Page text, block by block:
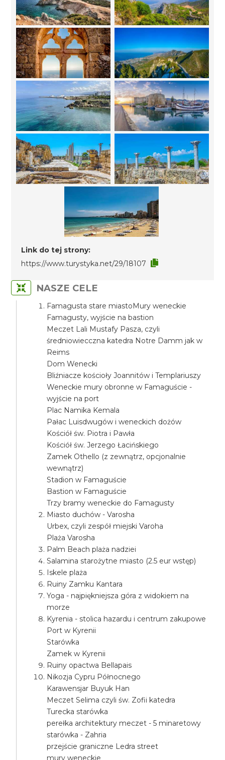
Link do tej strony:
https://www.turystyka.net/29/18107
NASZE CELE
Famagusta stare miastoMury weneckie
Famagusty, wyjście na bastion
Meczet Lali Mustafy Pasza, czyli
średniowiecczna katedra Notre Damm jak w
Reims
Dom Wenecki
Bliźniacze kościoły Joannitów i Templariuszy
Weneckie mury obronne w Famaguście -
wyjście na port
Plac Namika Kemala
Pałac Luisdwugów i weneckich dożów
Kościół św. Piotra i Pawła
Kościół św. Jerzego Łacińskiego
Zamek Othello (z zewnątrz, opcjonalnie
wewnątrz)
Stadion w Famaguście
Bastion w Famaguście
Trzy bramy weneckie do Famagusty
Miasto duchów - Varosha
Urbex, czyli zespół miejski Varoha
Plaża Varosha
Palm Beach plaża nadziei
Salamina starożytne miasto (2.5 eur wstęp)
Iskele plaża
Ruiny Zamku Kantara
Yoga - najpiękniejsza góra z widokiem na
morze
Kyrenia - stolica hazardu i centrum zakupowe
Port w Kyrenii
Starówka
Zamek w Kyrenii
Ruiny opactwa Bellapais
Nikozja Cypru Północnego
Karawensjar Buyuk Han
Meczet Selima czyli św. Zofii katedra
Turecka starówka
perełka architektury meczet - 5 minaretowy
starówka - Zahria
przejście graniczne Ledra street
mury weneckie